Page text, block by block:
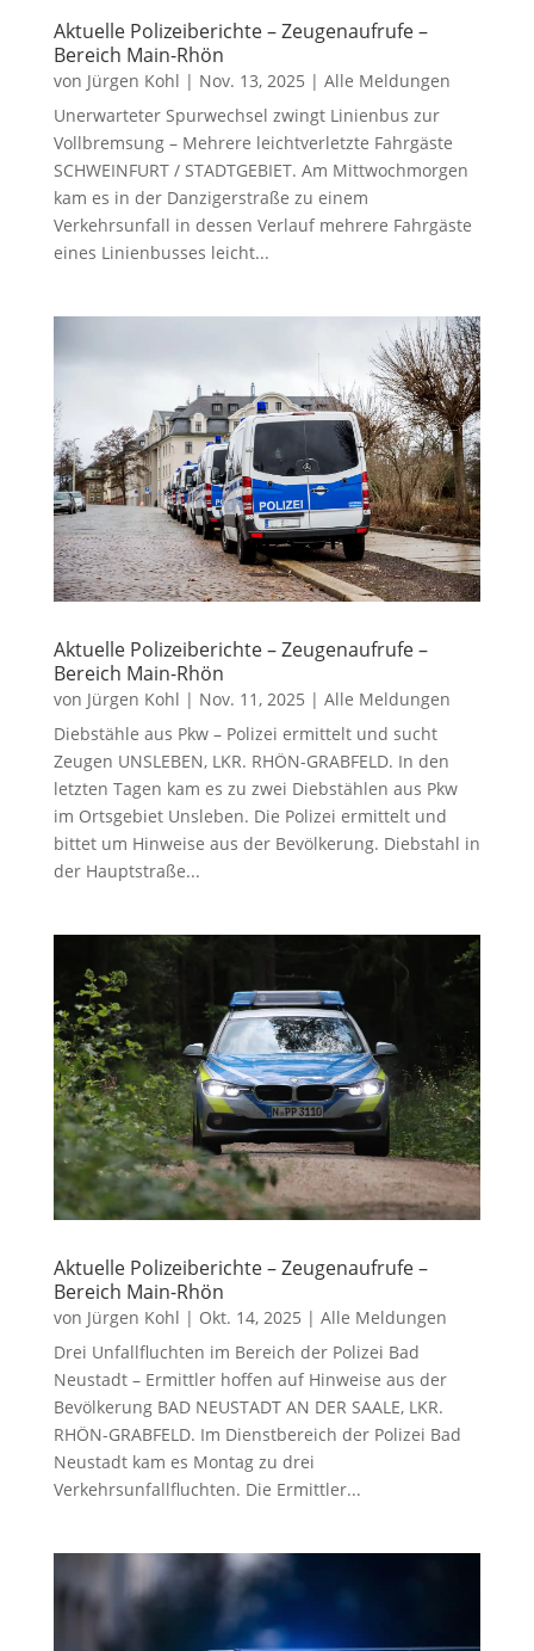
Aktuelle Polizeiberichte – Zeugenaufrufe –
Bereich Main-Rhön
von Jürgen Kohl | Nov. 13, 2025 | Alle Meldungen
Unerwarteter Spurwechsel zwingt Linienbus zur
Vollbremsung – Mehrere leichtverletzte Fahrgäste
SCHWEINFURT / STADTGEBIET. Am Mittwochmorgen
kam es in der Danzigerstraße zu einem
Verkehrsunfall in dessen Verlauf mehrere Fahrgäste
eines Linienbusses leicht...
Aktuelle Polizeiberichte – Zeugenaufrufe –
Bereich Main-Rhön
von Jürgen Kohl | Nov. 11, 2025 | Alle Meldungen
Diebstähle aus Pkw – Polizei ermittelt und sucht
Zeugen UNSLEBEN, LKR. RHÖN-GRABFELD. In den
letzten Tagen kam es zu zwei Diebstählen aus Pkw
im Ortsgebiet Unsleben. Die Polizei ermittelt und
bittet um Hinweise aus der Bevölkerung. Diebstahl in
der Hauptstraße...
Aktuelle Polizeiberichte – Zeugenaufrufe –
Bereich Main-Rhön
von Jürgen Kohl | Okt. 14, 2025 | Alle Meldungen
Drei Unfallfluchten im Bereich der Polizei Bad
Neustadt – Ermittler hoffen auf Hinweise aus der
Bevölkerung BAD NEUSTADT AN DER SAALE, LKR.
RHÖN-GRABFELD. Im Dienstbereich der Polizei Bad
Neustadt kam es Montag zu drei
Verkehrsunfallfluchten. Die Ermittler...